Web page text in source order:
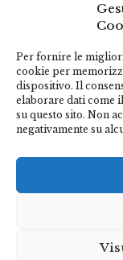
Per fornire le
cookie per
dispositivo. Il
elaborare dati come
su questo sito. Non
negativamente su
Email*